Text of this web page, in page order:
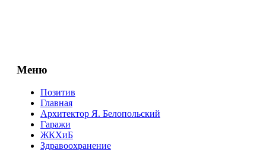
Меню
Позитив
Главная
Архитектор Я. Белопольский
Гаражи
ЖКХиБ
Здравоохранение